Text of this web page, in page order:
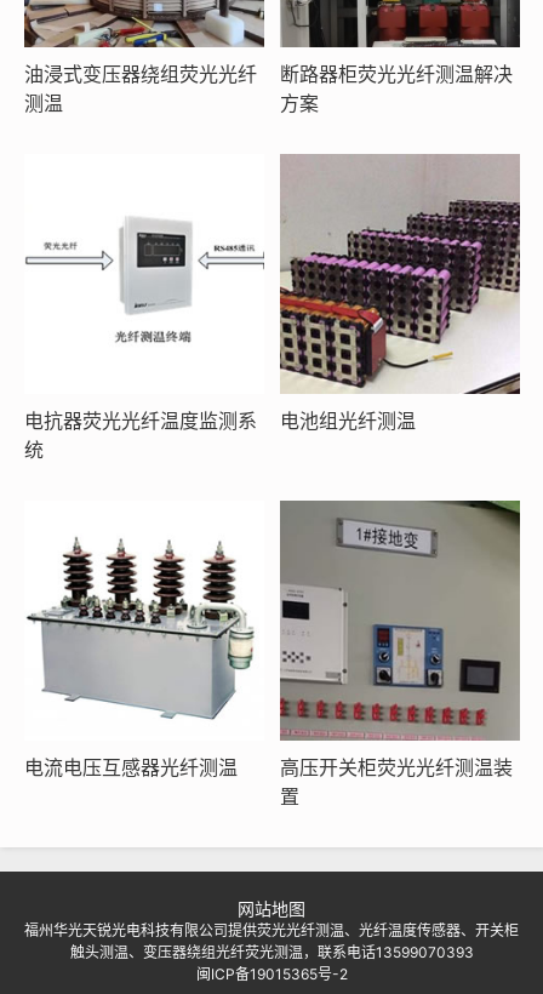
油浸式变压器绕组荧光光纤
测温
断路器柜荧光光纤测温解决
方案
电抗器荧光光纤温度监测系
统
电池组光纤测温
电流电压互感器光纤测温
高压开关柜荧光光纤测温装
置
网站地图
福州华光天锐光电科技有限公司提供荧光光纤测温、光纤温度传感器、开关柜
触头测温、变压器绕组光纤荧光测温，联系电话13599070393
闽ICP备19015365号-2